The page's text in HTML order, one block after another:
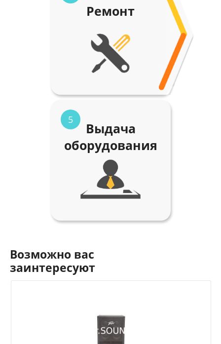
Ремонт
5
Выдача
оборудования
Возможно вас
заинтересуют